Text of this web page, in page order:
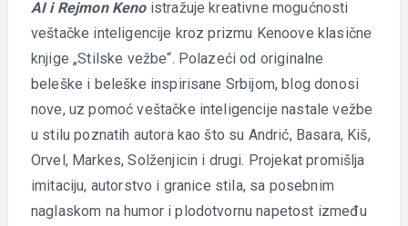
AI i Rejmon Kenoistražuje kreativne mogućnosti
veštačke inteligencije kroz prizmu Kenoove klasične
knjige „Stilske vežbe“. Polazeći od originalne
beleške i beleške inspirisane Srbijom, blog donosi
nove, uz pomoć veštačke inteligencije nastale vežbe
u stilu poznatih autora kao što su Andrić, Basara, Kiš,
Orvel, Markes, Solženjicin i drugi. Projekat promišlja
imitaciju, autorstvo i granice stila, sa posebnim
naglaskom na humor i plodotvornu napetost između